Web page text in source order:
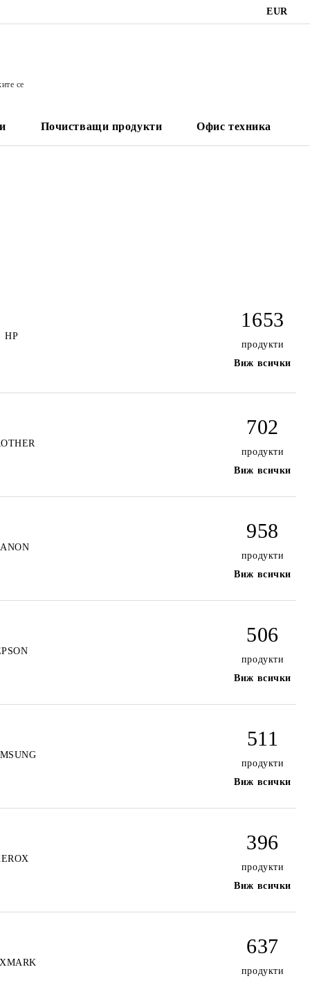
EUR
се
Почистващи продукти Офис техника
HP
1653
продукти
Виж всички
702
продукти
Виж всички
958
продукти
Виж всички
506
продукти
Виж всички
511
продукти
Виж всички
396
продукти
Виж всички
637
продукти